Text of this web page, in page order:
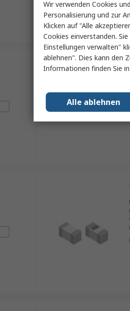
Wir verwenden Cookies
Personalisierung und zur
Klicken auf "Alle
Cookies einverstanden.
Einstellungen verwalten"
ablehnen". Dies kann den
Informationen finden Sie
Alle ablehnen